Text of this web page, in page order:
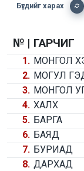
Бүгдийг харах
№ | ГАРЧИГ
1. МОНГОЛ
2. МОГУЛ
3. МОНГОЛ
4. ХАЛХ
5. БАРГА
6. БАЯД
7. БУРИАД
8. ДАРХАД